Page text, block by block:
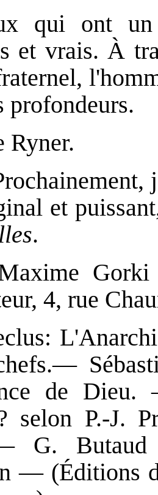
qui ont
et vrais. À
profondeurs.
Ryner.
et
.
Gorki
4, rue
de
selon P.-J.
G. Butaud
— (Éditions